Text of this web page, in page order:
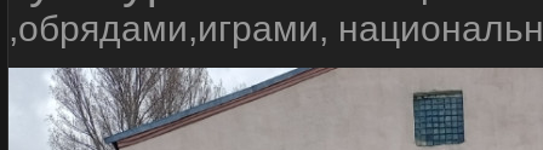
,обрядами,играми,